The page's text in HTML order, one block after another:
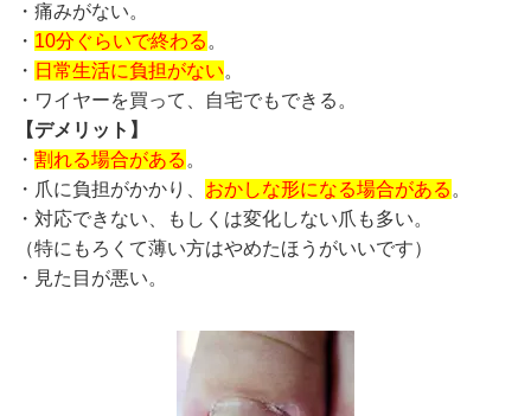
・痛みがない。
・ 10分ぐらいで終わる 。
・ 日常生活に負担がない。
・ワイヤーを買って、自宅でもできる。
【デメリット】
・割れる場合がある 。
・爪に負担がかかり、 おかしな形になる場合がある 。
・対応できない、もしくは変化しない爪も多い。
（特にもろくて薄い方はやめたほうがいいです）
・見た目が悪い。